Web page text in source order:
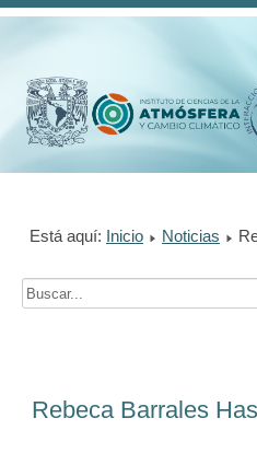
Está aquí: Inicio Noticias
Rebeca Barrales